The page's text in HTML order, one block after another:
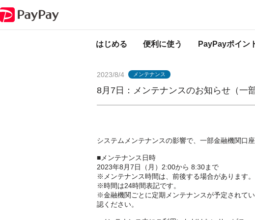
はじめる 便利に使う PayPayポイン
2023/8/4 メンテナンス
8月7日：メンテナンスのお知らせ（一
システムメンテナンスの影響で、一部金融機関口
■メンテナンス日時
2023年8月7日（月）2:00から 8:30まで
※メンテナンス時間は、前後する場合があります。
※時間は24時間表記です。
※金融機関ごとに定期メンテナンスが予定されてい
認ください。